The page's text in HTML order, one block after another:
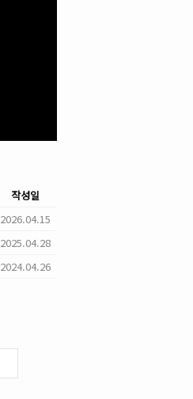
작성일
2026.04.15
2025.04.28
2024.04.26